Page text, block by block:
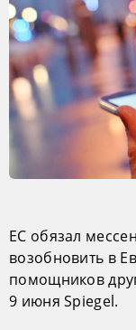
ЕС обязал
возобновить в
помощников
9 июня Spiegel.